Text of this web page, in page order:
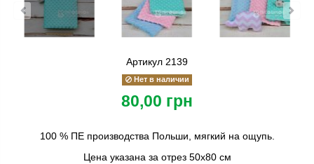
Артикул 2139
Нет в наличии
80,00 грн
100 % ПЕ производства Польши, мягкий на ощупь.
Цена указана за отрез 50х80 см